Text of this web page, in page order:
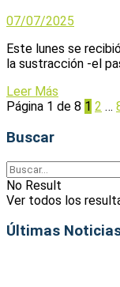
07/07/2025
Este lunes se
la sustracción -el
Leer Más
Página 1 de 8 1 2 …
Buscar
No Result
Ver todos los
Últimas